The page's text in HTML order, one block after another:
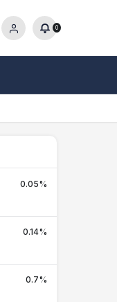
0
0.05%
0.14%
0.7%